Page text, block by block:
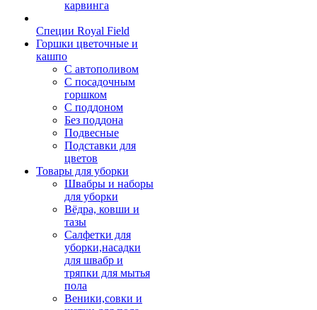
карвинга
Специи Royal Field
Горшки цветочные и
кашпо
С автополивом
С посадочным
горшком
С поддоном
Без поддона
Подвесные
Подставки для
цветов
Товары для уборки
Швабры и наборы
для уборки
Вёдра, ковши и
тазы
Салфетки для
уборки,насадки
для швабр и
тряпки для мытья
пола
Веники,совки и